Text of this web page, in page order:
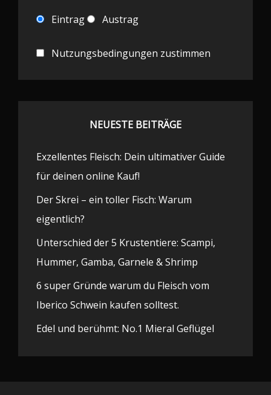
Eintrag Austrag
Nutzungsbedingungen zustimmen
NEUESTE BEITRÄGE
Exzellentes Fleisch: Dein ultimativer Guide
für deinen online Kauf!
Der Skrei – ein toller Fisch: Warum
eigentlich?
Unterschied der 5 Krustentiere: Scampi,
Hummer, Gamba, Garnele & Shrimp
6 super Gründe warum du Fleisch vom
Iberico Schwein kaufen solltest.
Edel und berühmt: No.1 Mieral Geflügel